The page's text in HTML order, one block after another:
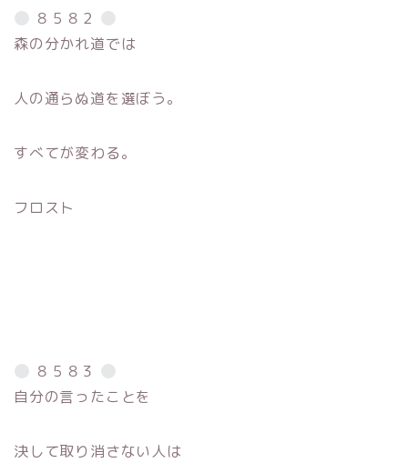
８５８２
森の分かれ道では
人の通らぬ道を選ぼう。
すべてが変わる。
フロスト
８５８３
自分の言ったことを
決して取り消さない人は